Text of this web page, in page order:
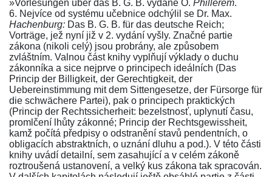
»Vorlesungen über das B. G. B. vydané O. Phillerem.
6. Nejvíce od systému učebnice odchýlil se Dr. Max.
Hachenburg: Das B. G. B. für das deutsche Reich;
Vorträge, jež nyní již v 2. vydání vyšly. Značné partie
zákona (nikoli celý) jsou probrány, ale způsobem
zvláštním. Valnou část knihy vyplňují výklady o duchu
zákonníka a sice nejprve o principech ideálních (Das
Princip der Billigkeit, der Gerechtigkeit, der
Uebereinstimmung mit dem Sittengesetze, der Fürsorge für
die schwächere Partei), pak o principech praktických
(Princip der Rechtssicherheit: bezelstnosť, uplynutí času,
promlčení lhůty zákonné; Princip der Rechtsgewissheit,
kamž počítá předpisy o odstranění stavů pendentních, o
obligacích abstraktních, o uznání dluhu a pod.). V této části
knihy uvádí detailní, sem zasahující a v celém zákoně
roztroušená ustanovení, a velký kus zákona tak spracován.